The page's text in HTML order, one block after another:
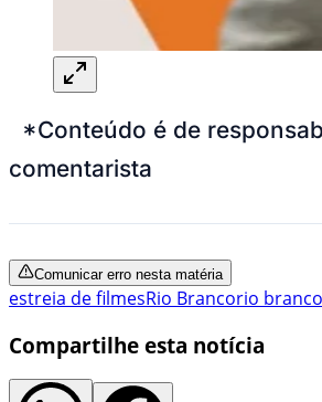
*Conteúdo é de
comentarista
Comunicar erro nesta matéria
estreia de filmesRio Brancorio branco
Compartilhe esta notícia